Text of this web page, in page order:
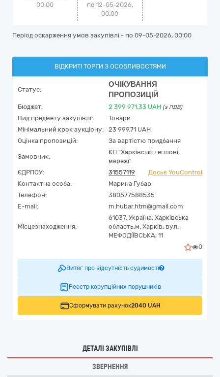
00:00
по 12-05-2026,
00:00
Період оскарження умов закупівлі - по 09-05-2026, 00:00
ВІДКРИТІ ТОРГИ З ОСОБЛИВОСТЯМИ
Статус:
ОЧІКУВАННЯ
ПРОПОЗИЦІЙ
Бюджет: 2 399 971,33 UAH (з ПДВ)
Вид предмету закупівлі:
Товари
Мінімальний крок аукціону:
23 999,71 UAH
Оцінка пропозицій:
За вартістю придбання
Замовник:
КП "Харківські теплові
мережі"
ЄДРПОУ:
31557119
Досьє YouControl
Контактна особа:
Марина Губар
Телефон:
380577588535
E-mail:
m.hubar.htm@gmail.com
Місцезнаходження:
61037, Україна, Харківська
область,м. Харків, вул.
МЕФОДІЇВСЬКА, 11
0
Витяг про відсутність судимості
Реєстр корупційних порушників
Сформувати рахунок2040 UAH
ДЕТАЛІ ЗАКУПІВЛІ
ЗВЕРНЕННЯ